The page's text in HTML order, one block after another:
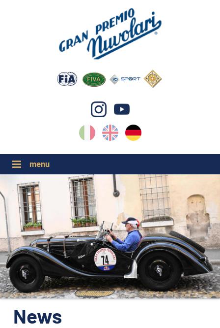
DE
EN
IT
GP NUVOLARI 2026
1954-2025
GRANDI EVENTI 2026
ORGANISATION
KONTAKTE
PRESSE
NEWS
News